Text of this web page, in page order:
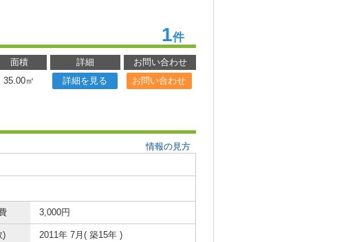
1件
面積 詳細
お問い合わせ
35.00㎡ 詳細を見る お問い合わせ
情報の見方
3,000円
) 2011年 7月( 築15年 )